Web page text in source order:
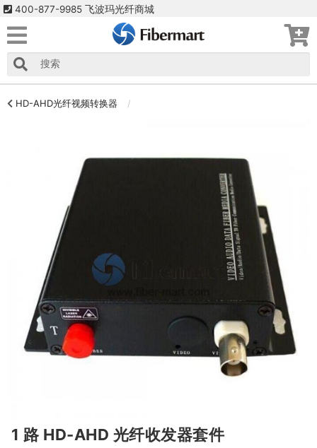
400-877-9985 飞波玛光纤商城
HD-AHD光纤视频转换器
1 路 HD-AHD 光纤收发器套件